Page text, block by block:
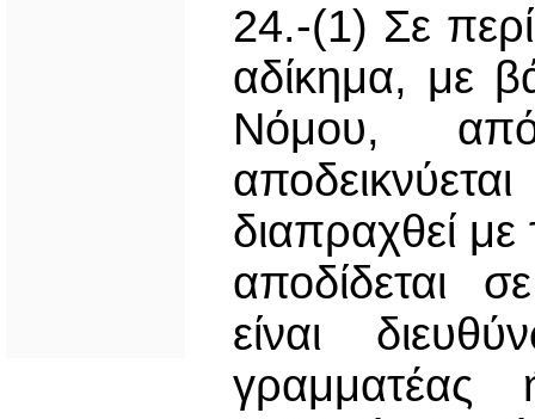
24.-(1) Σε
αδίκημα, με
Νόμου,
διαπραχθεί
αποδίδεται
είναι
γραμματέας